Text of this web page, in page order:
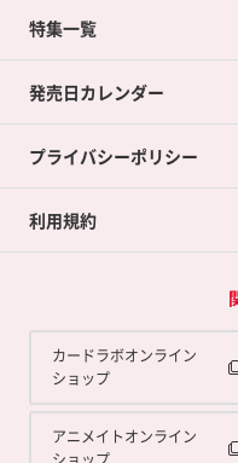
ネット買取について
買取承諾書について
ポイントカードTOP
ポイント交換景品
特集一覧
発売日カレンダー
プライバシーポリシー
利用規約
カードラボオンライン
ショップ
アニメイトオンライン